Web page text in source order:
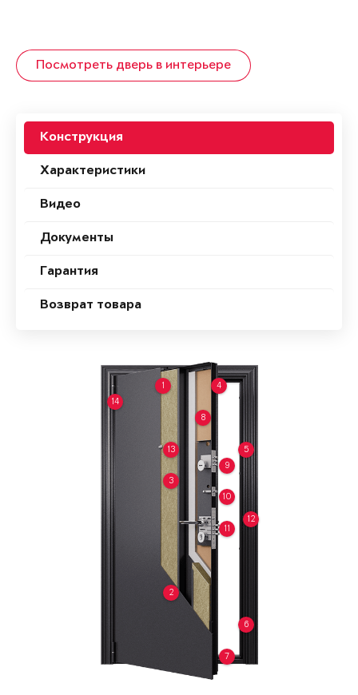
Посмотреть дверь в интерьере
Конструкция
Характеристики
Видео
Документы
Гарантия
Возврат товара
1
2
3
4
5
6
7
8
9
10
11
12
13
14